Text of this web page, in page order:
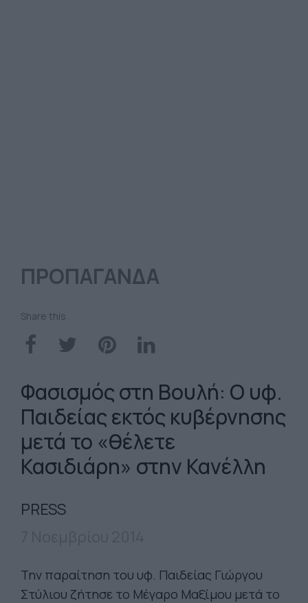
ΠΡΟΠΑΓΑΝΔΑ
Share this
Φασισμός στη Βουλή: Ο υφ.
Παιδείας εκτός κυβέρνησης
μετά το «θέλετε
Κασιδιάρη» στην Κανέλλη
PRESS
Την παραίτηση του υφ. Παιδείας Γιώργου
Στύλιου ζήτησε το Μέγαρο Μαξίμου μετά το